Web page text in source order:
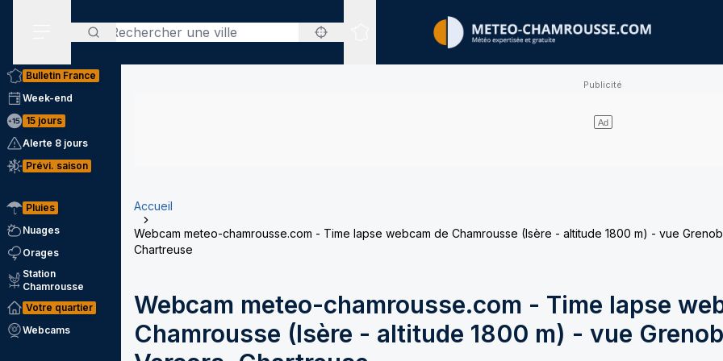
Rechercher
Sites expertisés
Bulletin France
Week-end
15 jours
Alerte 8 jours
Prévi. saison
Pluies
Nuages
Orages
Station
Chamrousse
Votre quartier
Webcams
Accueil
Webcam meteo-chamrousse.com - Time lapse webcam de Chamrousse (Isère - altitude 1800 m) - vue
Chartreuse
Webcam meteo-chamrousse.com - Time lapse
Chamrousse (Isère - altitude 1800 m) - vue